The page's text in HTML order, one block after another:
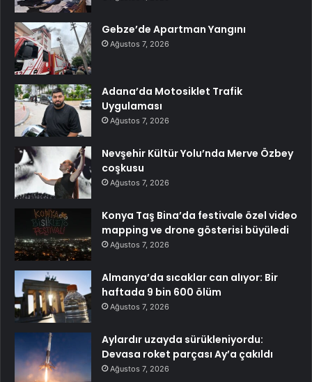
Gebze’de Apartman Yangını
Ağustos 7, 2026
Adana’da Motosiklet Trafik
Uygulaması
Ağustos 7, 2026
Nevşehir Kültür Yolu’nda Merve Özbey
coşkusu
Ağustos 7, 2026
Konya Taş Bina’da festivale özel video
mapping ve drone gösterisi büyüledi
Ağustos 7, 2026
Almanya’da sıcaklar can alıyor: Bir
haftada 9 bin 600 ölüm
Ağustos 7, 2026
Aylardır uzayda sürükleniyordu:
Devasa roket parçası Ay’a çakıldı
Ağustos 7, 2026